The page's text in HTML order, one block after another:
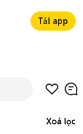
Tải app
Xoá lọc